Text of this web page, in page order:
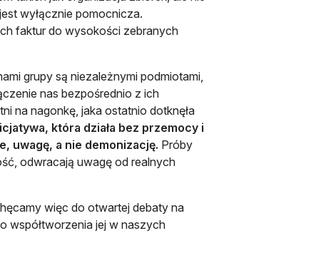
wyłącznie pomocnicza.
faktur do wysokości zebranych
grupy są niezależnymi podmiotami,
nas bezpośrednio z ich
na nagonkę, jaka ostatnio dotknęła
która działa bez przemocy i
uwagę, a nie demonizację. Próby
odwracają uwagę od realnych
więc do otwartej debaty na
współtworzenia jej w naszych